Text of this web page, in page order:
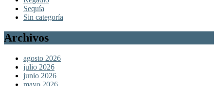
Sequía
Sin categoría
Archivos
agosto 2026
julio 2026
junio 2026
mayo 2026